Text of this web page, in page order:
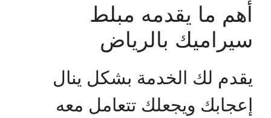
أهم ما يقدمه مبلط
سيراميك بالرياض
يقدم لك الخدمة بشكل ينال
إعجابك ويجعلك تتعامل معه